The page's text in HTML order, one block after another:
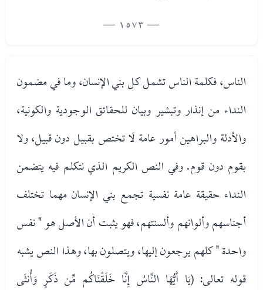
— 1573 —
الناس، فكلمة الناس تشمل كل بني الإنسان، وما في مضمون
النداء من إنذار وتبشير وبيان للحقائق الوجودية والكونية،
والأدلة والبراهين أمور عامة لَا تختص بقبيل دون قبيل، ولا
بقوم دون قوم. وفي النص الكريم الذي نتكلم فيه يتضمن
النداء حقيقة عامة نفسية تجمع بني الإنسان مهما تختلف
أجناسهم وألوانهم وألسنتهم، فهو يثبت أن الأصل هو " نفس
واحدة " كلهم يرجعون إليها، ويتصلون بها، وهذا النص يشبه
قوله تعالى: (يَا أَيُّهَا النَّاسُ إِنَّا خَلَقْنَاكُم مِّن ذَكَرٍ وَأُنثَى